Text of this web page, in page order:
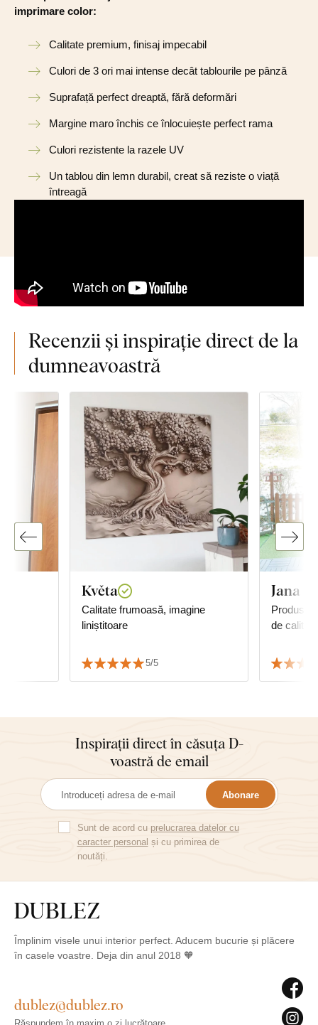
imprimare color:
Calitate premium, finisaj impecabil
Culori de 3 ori mai intense decât tablourile pe pânză
Suprafață perfect dreaptă, fără deformări
Margine maro închis ce înlocuiește perfect rama
Culori rezistente la razele UV
Un tablou din lemn durabil, creat să reziste o viață
întreagă
Recenzii și inspirație direct de la
dumneavoastră
Květa
Calitate frumoasă, imagine
liniștitoare
5/5
Jana P.
Produs
de
Inspirații direct în căsuța D-
voastră de email
Abonare
Sunt de acord cu prelucrarea datelor cu
caracter personal și cu primirea de
noutăți.
Împlinim visele unui interior perfect. Aducem bucurie și plăcere
în casele voastre. Deja din anul 2018 🧡
dublez@dublez.ro